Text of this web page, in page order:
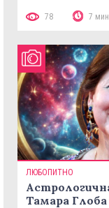
78 7 мин
ЛЮБОПИТНО
Тамара Глоба